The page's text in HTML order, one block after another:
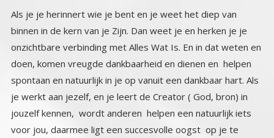
Als je je herinnert wie je bent en je weet het diep van
binnen in de kern van je Zijn. Dan weet je en herken je je
onzichtbare verbinding met Alles Wat Is. En in dat weten en
doen, komen vreugde dankbaarheid en dienen en helpen
spontaan en natuurlijk in je op vanuit een dankbaar hart. Als
je werkt aan jezelf, en je leert de Creator ( God, bron) in
jouzelf kennen, wordt anderen helpen een natuurlijk iets
voor jou, daarmee ligt een succesvolle oogst op je te